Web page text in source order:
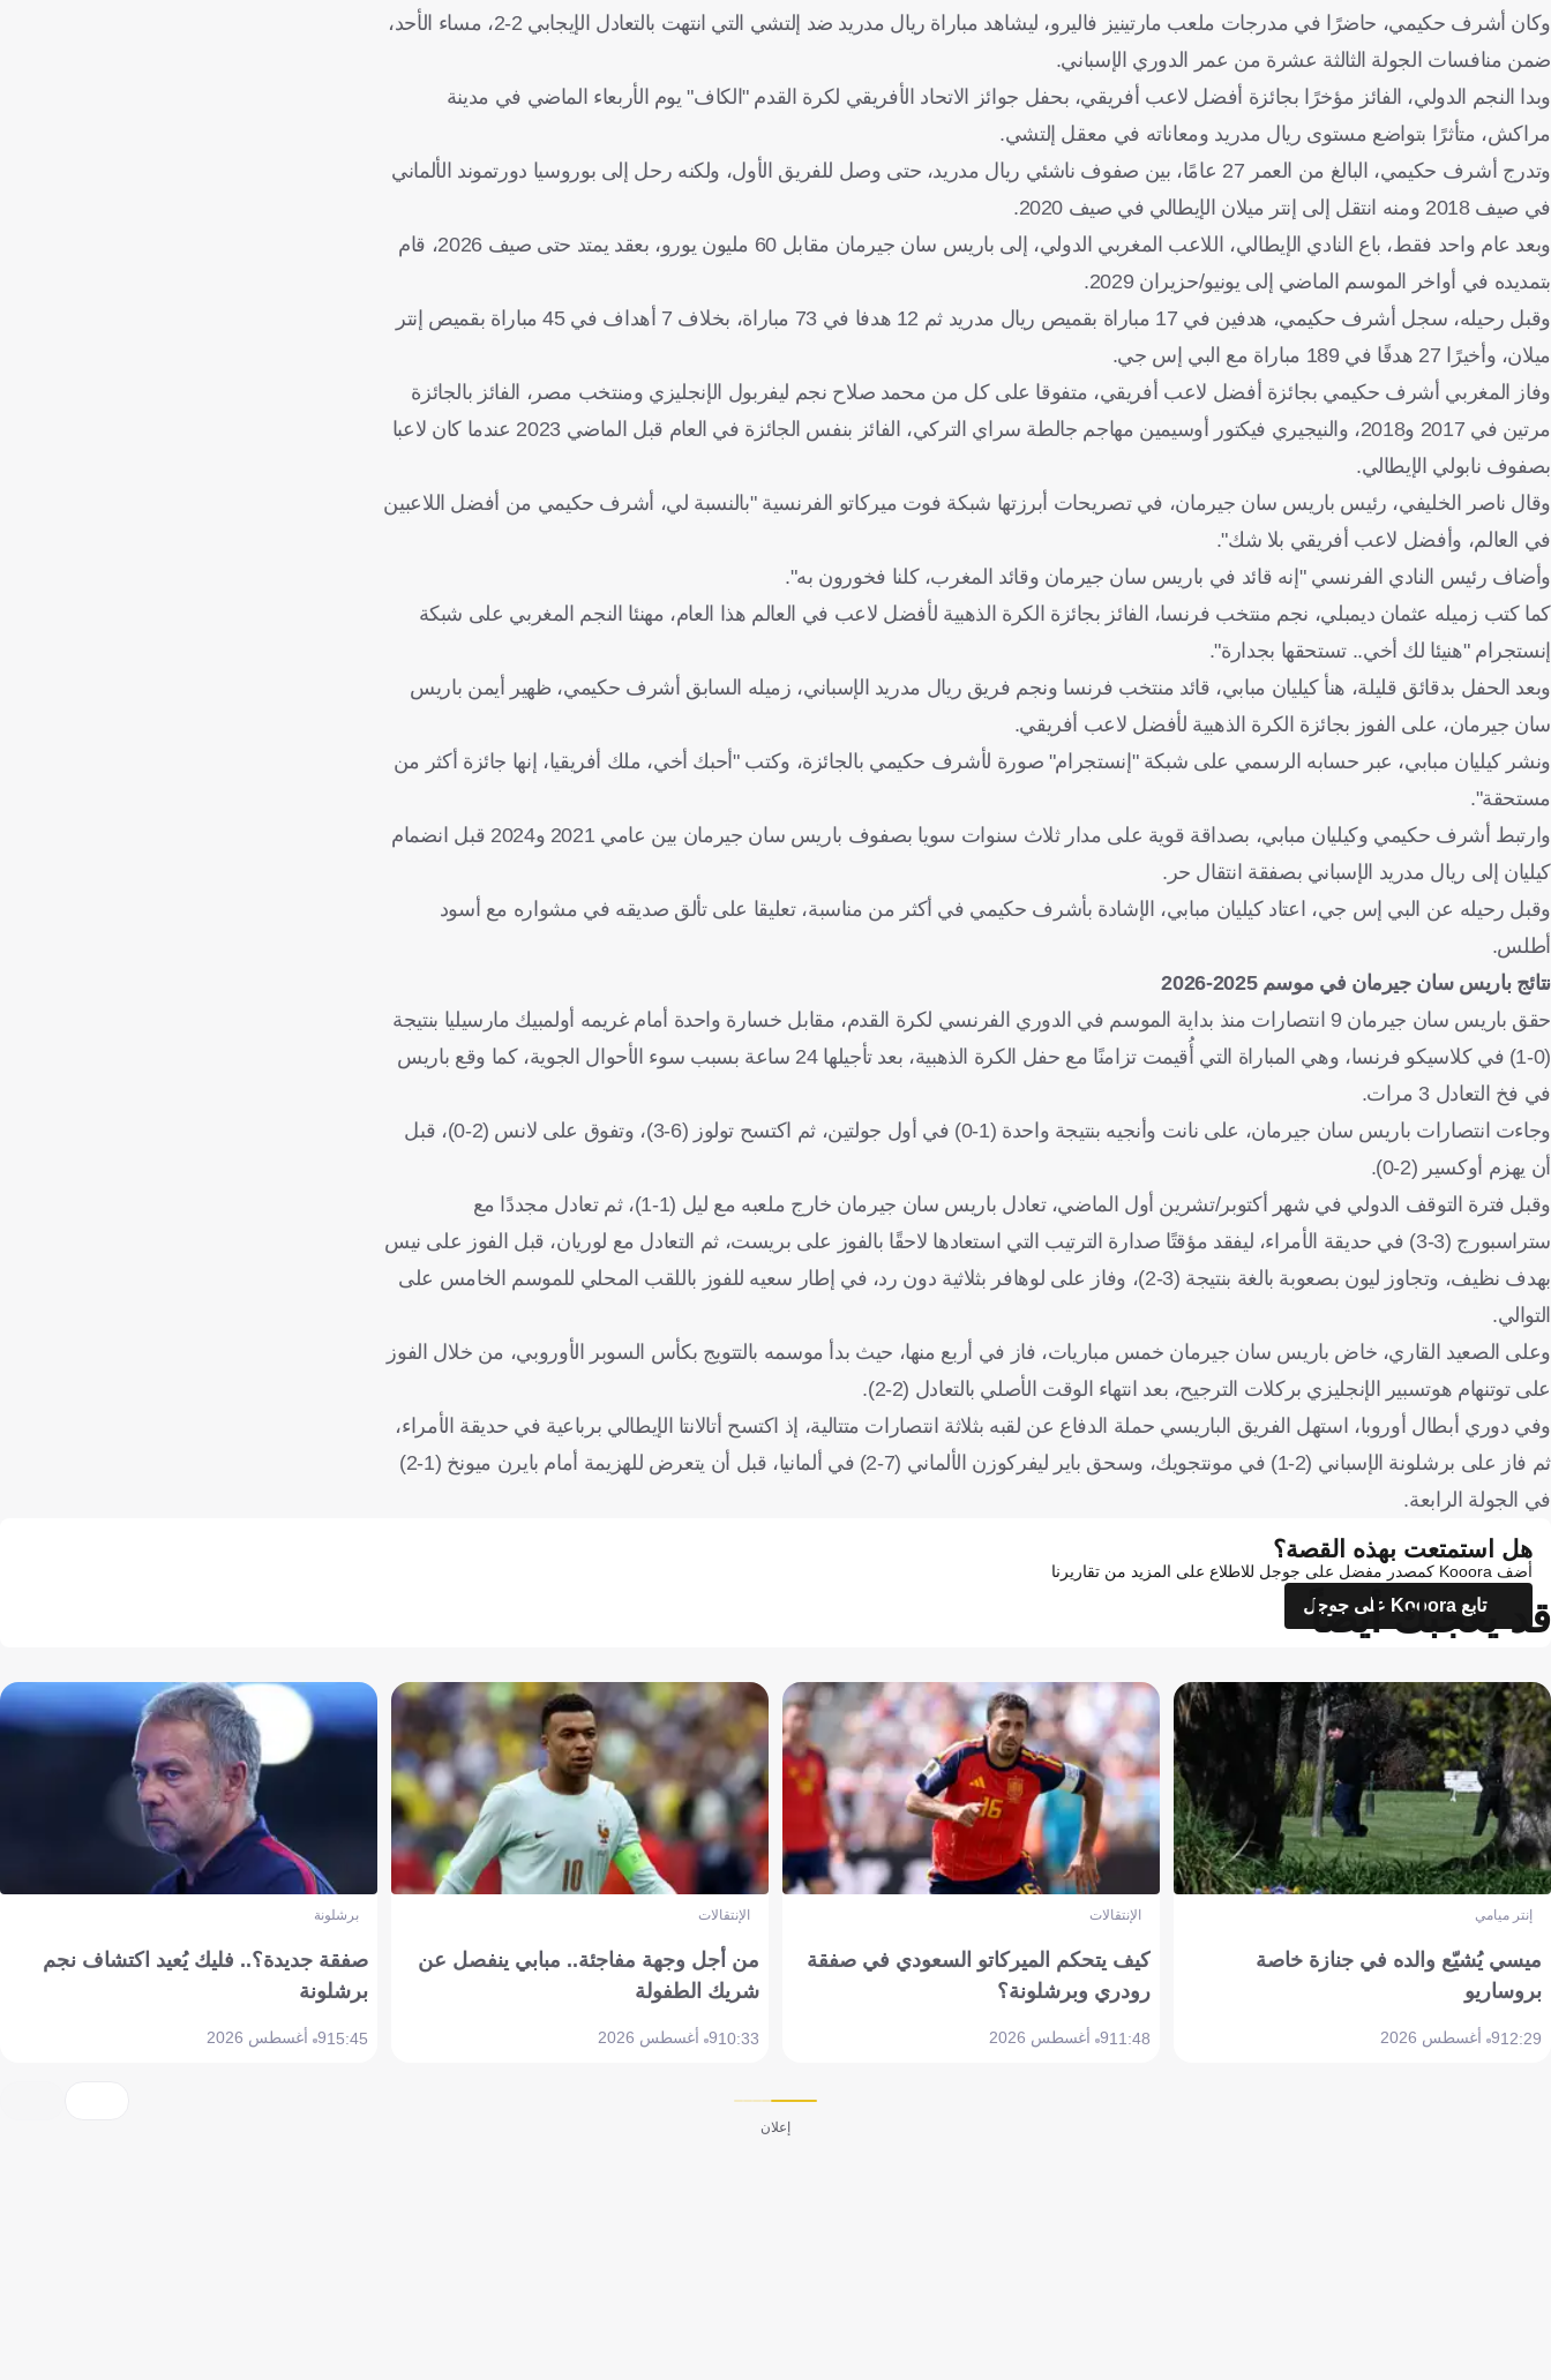
وكان أشرف حكيمي، حاضرًا في مدرجات ملعب مارتينيز فاليرو، ليشاهد مباراة ريال مدريد ضد إلتشي التي انتهت بالتعادل الإيجابي 2-2، مساء الأحد،
ضمن منافسات الجولة الثالثة عشرة من عمر الدوري الإسباني.
وبدا النجم الدولي، الفائز مؤخرًا بجائزة أفضل لاعب أفريقي، بحفل جوائز الاتحاد الأفريقي لكرة القدم "الكاف" يوم الأربعاء الماضي في مدينة
مراكش، متأثرًا بتواضع مستوى ريال مدريد ومعاناته في معقل إلتشي.
وتدرج أشرف حكيمي، البالغ من العمر 27 عامًا، بين صفوف ناشئي ريال مدريد، حتى وصل للفريق الأول، ولكنه رحل إلى بوروسيا دورتموند الألماني
في صيف 2018 ومنه انتقل إلى إنتر ميلان الإيطالي في صيف 2020.
وبعد عام واحد فقط، باع النادي الإيطالي، اللاعب المغربي الدولي، إلى باريس سان جيرمان مقابل 60 مليون يورو، بعقد يمتد حتى صيف 2026، قام
بتمديده في أواخر الموسم الماضي إلى يونيو/حزيران 2029.
وقبل رحيله، سجل أشرف حكيمي، هدفين في 17 مباراة بقميص ريال مدريد ثم 12 هدفا في 73 مباراة، بخلاف 7 أهداف في 45 مباراة بقميص إنتر
ميلان، وأخيرًا 27 هدفًا في 189 مباراة مع البي إس جي.
وفاز المغربي أشرف حكيمي بجائزة أفضل لاعب أفريقي، متفوقا على كل من محمد صلاح نجم ليفربول الإنجليزي ومنتخب مصر، الفائز بالجائزة
مرتين في 2017 و2018، والنيجيري فيكتور أوسيمين مهاجم جالطة سراي التركي، الفائز بنفس الجائزة في العام قبل الماضي 2023 عندما كان لاعبا
بصفوف نابولي الإيطالي.
وقال ناصر الخليفي، رئيس باريس سان جيرمان، في تصريحات أبرزتها شبكة فوت ميركاتو الفرنسية "بالنسبة لي، أشرف حكيمي من أفضل اللاعبين
في العالم، وأفضل لاعب أفريقي بلا شك".
وأضاف رئيس النادي الفرنسي "إنه قائد في باريس سان جيرمان وقائد المغرب، كلنا فخورون به".
كما كتب زميله عثمان ديمبلي، نجم منتخب فرنسا، الفائز بجائزة الكرة الذهبية لأفضل لاعب في العالم هذا العام، مهنئا النجم المغربي على شبكة
إنستجرام "هنيئا لك أخي.. تستحقها بجدارة".
وبعد الحفل بدقائق قليلة، هنأ كيليان مبابي، قائد منتخب فرنسا ونجم فريق ريال مدريد الإسباني، زميله السابق أشرف حكيمي، ظهير أيمن باريس
سان جيرمان، على الفوز بجائزة الكرة الذهبية لأفضل لاعب أفريقي.
ونشر كيليان مبابي، عبر حسابه الرسمي على شبكة "إنستجرام" صورة لأشرف حكيمي بالجائزة، وكتب "أحبك أخي، ملك أفريقيا، إنها جائزة أكثر من
مستحقة".
وارتبط أشرف حكيمي وكيليان مبابي، بصداقة قوية على مدار ثلاث سنوات سويا بصفوف باريس سان جيرمان بين عامي 2021 و2024 قبل انضمام
كيليان إلى ريال مدريد الإسباني بصفقة انتقال حر.
وقبل رحيله عن البي إس جي، اعتاد كيليان مبابي، الإشادة بأشرف حكيمي في أكثر من مناسبة، تعليقا على تألق صديقه في مشواره مع أسود
أطلس.
نتائج باريس سان جيرمان في موسم 2025-2026
حقق باريس سان جيرمان 9 انتصارات منذ بداية الموسم في الدوري الفرنسي لكرة القدم، مقابل خسارة واحدة أمام غريمه أولمبيك مارسيليا بنتيجة
(0-1) في كلاسيكو فرنسا، وهي المباراة التي أُقيمت تزامنًا مع حفل الكرة الذهبية، بعد تأجيلها 24 ساعة بسبب سوء الأحوال الجوية، كما وقع باريس
في فخ التعادل 3 مرات.
وجاءت انتصارات باريس سان جيرمان، على نانت وأنجيه بنتيجة واحدة (1-0) في أول جولتين، ثم اكتسح تولوز (6-3)، وتفوق على لانس (2-0)، قبل
أن يهزم أوكسير (2-0).
وقبل فترة التوقف الدولي في شهر أكتوبر/تشرين أول الماضي، تعادل باريس سان جيرمان خارج ملعبه مع ليل (1-1)، ثم تعادل مجددًا مع
ستراسبورج (3-3) في حديقة الأمراء، ليفقد مؤقتًا صدارة الترتيب التي استعادها لاحقًا بالفوز على بريست، ثم التعادل مع لوريان، قبل الفوز على نيس
بهدف نظيف، وتجاوز ليون بصعوبة بالغة بنتيجة (3-2)، وفاز على لوهافر بثلاثية دون رد، في إطار سعيه للفوز باللقب المحلي للموسم الخامس على
التوالي.
وعلى الصعيد القاري، خاض باريس سان جيرمان خمس مباريات، فاز في أربع منها، حيث بدأ موسمه بالتتويج بكأس السوبر الأوروبي، من خلال الفوز
على توتنهام هوتسبير الإنجليزي بركلات الترجيح، بعد انتهاء الوقت الأصلي بالتعادل (2-2).
وفي دوري أبطال أوروبا، استهل الفريق الباريسي حملة الدفاع عن لقبه بثلاثة انتصارات متتالية، إذ اكتسح أتالانتا الإيطالي برباعية في حديقة الأمراء،
ثم فاز على برشلونة الإسباني (2-1) في مونتجويك، وسحق باير ليفركوزن الألماني (7-2) في ألمانيا، قبل أن يتعرض للهزيمة أمام بايرن ميونخ (1-2)
في الجولة الرابعة.
هل استمتعت بهذه القصة؟
أضف Kooora كمصدر مفضل على جوجل للاطلاع على المزيد من تقاريرنا
تابع Kooora على جوجل
قد يعجبك أيضاً
إنتر ميامي
ميسي يُشيّع والده في جنازة خاصة
بروساريو
12:299 أغسطس 2026
الإنتقالات
كيف يتحكم الميركاتو السعودي في صفقة
رودري وبرشلونة؟
11:489 أغسطس 2026
الإنتقالات
من أجل وجهة مفاجئة.. مبابي ينفصل عن
شريك الطفولة
10:339 أغسطس 2026
برشلونة
صفقة جديدة؟.. فليك يُعيد اكتشاف نجم
برشلونة
15:459 أغسطس 2026
إعلان